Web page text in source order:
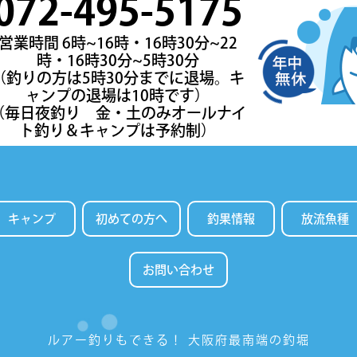
495-5175
業時間 6時~16時・16時30分~22
時・16時30分~5時30分
釣りの方は5時30分までに退場。キ
ャンプの退場は10時です）
毎日夜釣り 金・土のみオールナイ
ト釣り＆キャンプは予約制）
キャンプ 初めての方へ 釣果情報 放流魚種
お問い合わせ
ルアー釣りもできる！ 大阪府最南端の釣堀